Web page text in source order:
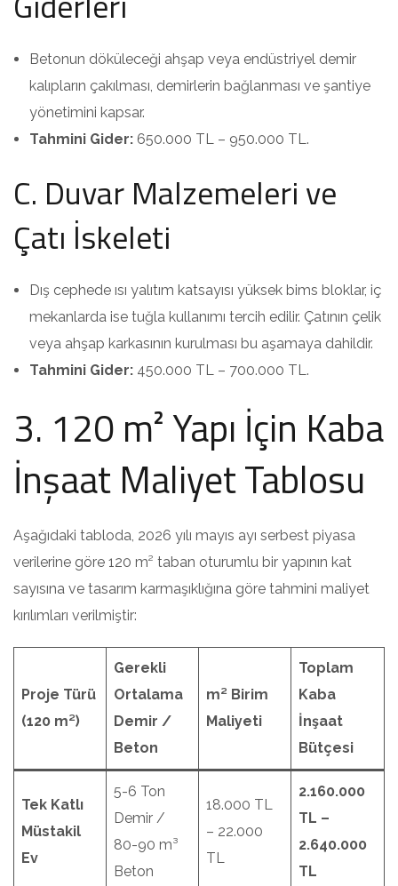
Betonun döküleceği ahşap veya endüstriyel demir
kalıpların çakılması, demirlerin bağlanması ve şantiye
yönetimini kapsar.
Tahmini Gider: 650.000 TL – 950.000 TL.
C. Duvar Malzemeleri ve
Çatı İskeleti
Dış cephede ısı yalıtım katsayısı yüksek bims bloklar, iç
mekanlarda ise tuğla kullanımı tercih edilir. Çatının çelik
veya ahşap karkasının kurulması bu aşamaya dahildir.
Tahmini Gider: 450.000 TL – 700.000 TL.
3. 120 m² Yapı İçin Kaba
İnşaat Maliyet Tablosu
Aşağıdaki tabloda, 2026 yılı mayıs ayı serbest piyasa
verilerine göre 120 m² taban oturumlu bir yapının kat
sayısına ve tasarım karmaşıklığına göre tahmini maliyet
kırılımları verilmiştir:
Proje Türü
(120 m²)
Gerekli
Ortalama
Demir /
Beton
m² Birim
Maliyeti
Toplam
Kaba
İnşaat
Bütçesi
Tek Katlı
Müstakil
Ev
5-6 Ton
Demir /
80-90 m³
Beton
18.000 TL
– 22.000
TL
2.160.000
TL –
2.640.000
TL